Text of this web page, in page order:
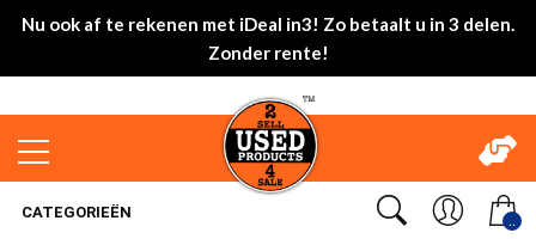
Nu ook af te rekenen met iDeal in3! Zo betaalt u in 3 delen.
Zonder rente!
..
CATEGORIEËN